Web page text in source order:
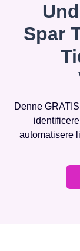
Spar
Denne
automatisere